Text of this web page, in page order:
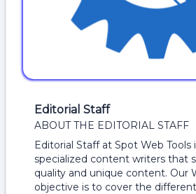
Editorial Staff
ABOUT THE EDITORIAL STAFF
Editorial Staff at Spot Web Tools
specialized content writers that
quality and unique content. Our
objective is to cover the